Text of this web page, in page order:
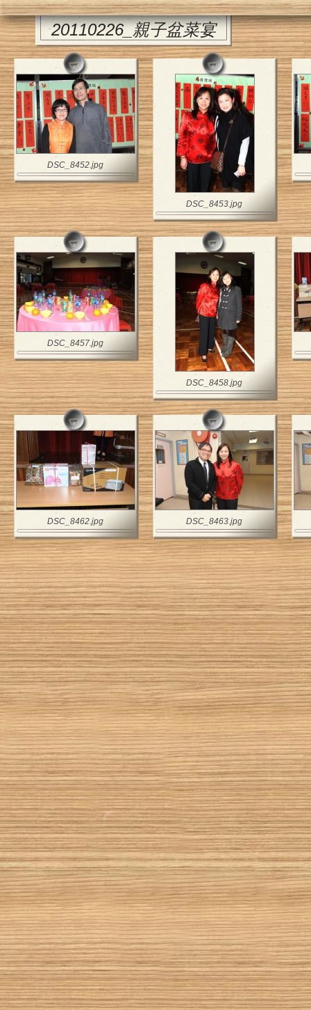
20110226_親子盆菜宴
DSC_8452.jpg
DSC_8453.jpg
DSC_8457.jpg
DSC_8458.jpg
DSC_8462.jpg DSC_8463.jpg